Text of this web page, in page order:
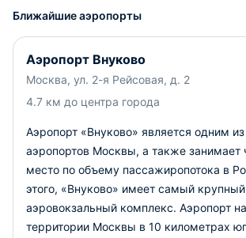
способность аэропорта была увеличена
человек в год. Во Внуково доступны
услуги, как бронирование номера в
пользование бесплатным интернетом,
посещение комнаты матери и ребенка и
Ближайшие аэропорты
Аэропорт Внуково
Москва, ул. 2-я Рейсовая, д. 2
4.7 км до центра города
Аэропорт «Внуково» является одним
аэропортов Москвы, а также занимает
место по объему пассажиропотока в
этого, «Внуково» имеет самый
аэровокзальный комплекс. Аэропорт
территории Москвы в 10 километрах